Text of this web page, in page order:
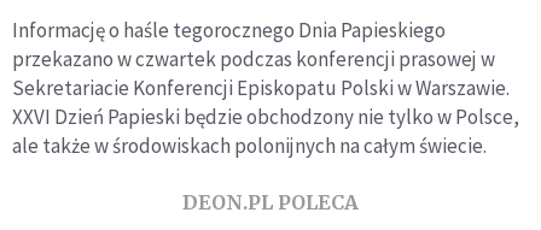
Informację o haśle tegorocznego Dnia Papieskiego
przekazano w czwartek podczas konferencji prasowej w
Sekretariacie Konferencji Episkopatu Polski w Warszawie.
XXVI Dzień Papieski będzie obchodzony nie tylko w Polsce,
ale także w środowiskach polonijnych na całym świecie.
DEON.PL POLECA